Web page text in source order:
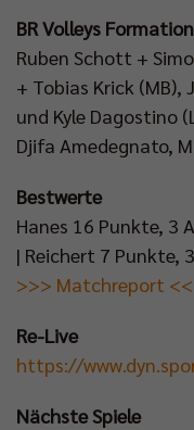
BR Volleys Formation
Ruben Schott +
+ Tobias Krick (MB),
und Kyle Dagostino
Djifa Amedegnato,
Bestwerte
Hanes 16 Punkte, 3
| Reichert 7 Punkte,
>>> Matchreport
Re-Live
https://
Nächste Spiele